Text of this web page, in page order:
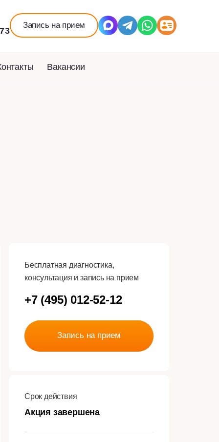
Запись на прием
Вакансии
Бесплатная диагностика,
консультация и запись на прием
+7 (495) 012-52-12
Запись на прием
Срок действия
Акция завершена